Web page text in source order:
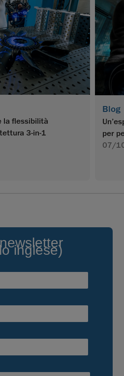
la flessibilità
3-in-1
Blog
per
07/